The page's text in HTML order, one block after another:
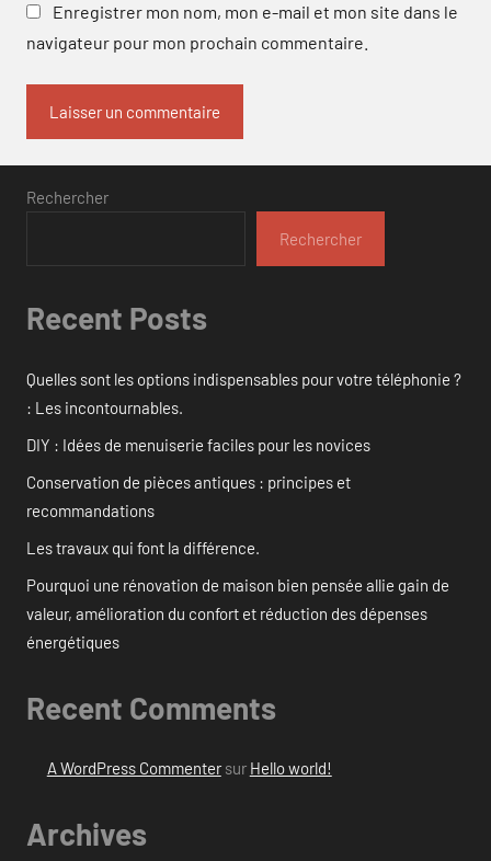
Enregistrer mon nom, mon e-mail et mon site dans le
navigateur pour mon prochain commentaire.
Rechercher
Rechercher
Recent Posts
Quelles sont les options indispensables pour votre téléphonie ?
: Les incontournables.
DIY : Idées de menuiserie faciles pour les novices
Conservation de pièces antiques : principes et
recommandations
Les travaux qui font la différence.
Pourquoi une rénovation de maison bien pensée allie gain de
valeur, amélioration du confort et réduction des dépenses
énergétiques
Recent Comments
A WordPress Commentersur Hello world!
Archives